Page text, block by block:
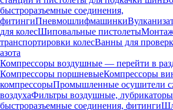
быстроразъемные соединения,
фитингиПневмошлифмашинки
для колесШиповальные пистолеты
транспортировки колесВанны для
азота
Компрессоры воздушные — перейти в
Компрессоры поршневыеКомпрессоры
компрессорыПромышленные осушители
воздухаФильтры воздушные, лубрикаторы
быстроразъемные соединения, фитинги